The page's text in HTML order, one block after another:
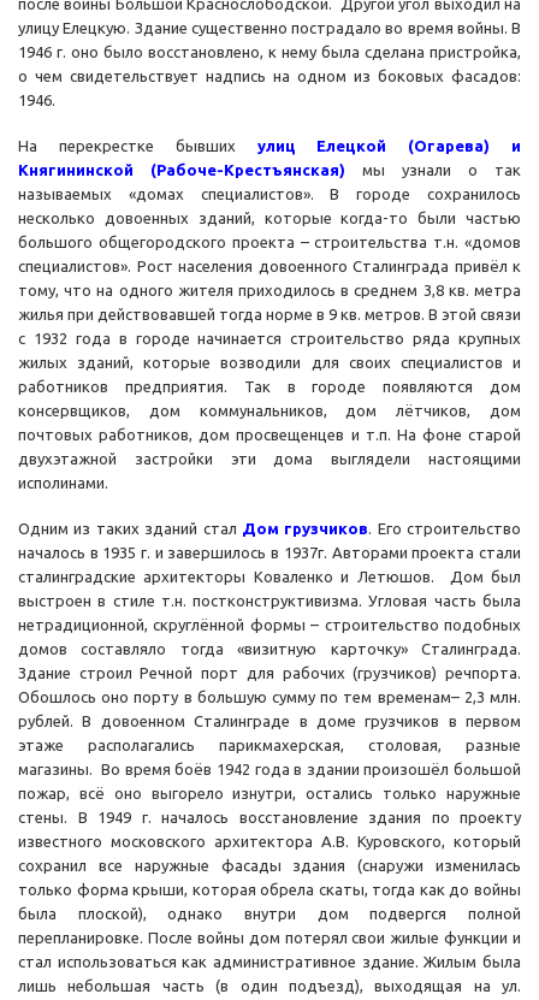
после войны Большой Краснослободской. Другой угол выходил на
улицу Елецкую. Здание существенно пострадало во время войны. В
1946 г. оно было восстановлено, к нему была сделана пристройка,
о чем свидетельствует надпись на одном из боковых фасадов:
1946.
На перекрестке бывших улиц Елецкой (Огарева) и
Княгининской (Рабоче-Крестъянская) мы узнали о так
называемых «домах специалистов». В городе сохранилось
несколько довоенных зданий, которые когда-то были частью
большого общегородского проекта – строительства т.н. «домов
специалистов». Рост населения довоенного Сталинграда привёл к
тому, что на одного жителя приходилось в среднем 3,8 кв. метра
жилья при действовавшей тогда норме в 9 кв. метров. В этой связи
с 1932 года в городе начинается строительство ряда крупных
жилых зданий, которые возводили для своих специалистов и
работников предприятия. Так в городе появляются дом
консервщиков, дом коммунальников, дом лётчиков, дом
почтовых работников, дом просвещенцев и т.п. На фоне старой
двухэтажной застройки эти дома выглядели настоящими
исполинами.
Одним из таких зданий стал Дом грузчиков. Его строительство
началось в 1935 г. и завершилось в 1937г. Авторами проекта стали
сталинградские архитекторы Коваленко и Летюшов. Дом был
выстроен в стиле т.н. постконструктивизма. Угловая часть была
нетрадиционной, скруглённой формы – строительство подобных
домов составляло тогда «визитную карточку» Сталинграда.
Здание строил Речной порт для рабочих (грузчиков) речпорта.
Обошлось оно порту в большую сумму по тем временам– 2,3 млн.
рублей. В довоенном Сталинграде в доме грузчиков в первом
этаже располагались парикмахерская, столовая, разные
магазины. Во время боёв 1942 года в здании произошёл большой
пожар, всё оно выгорело изнутри, остались только наружные
стены. В 1949 г. началось восстановление здания по проекту
известного московского архитектора А.В. Куровского, который
сохранил все наружные фасады здания (снаружи изменилась
только форма крыши, которая обрела скаты, тогда как до войны
была плоской), однако внутри дом подвергся полной
перепланировке. После войны дом потерял свои жилые функции и
стал использоваться как административное здание. Жилым была
лишь небольшая часть (в один подъезд), выходящая на ул.